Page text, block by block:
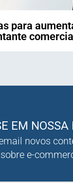
para
EM NOSSA
novos
sobre e-